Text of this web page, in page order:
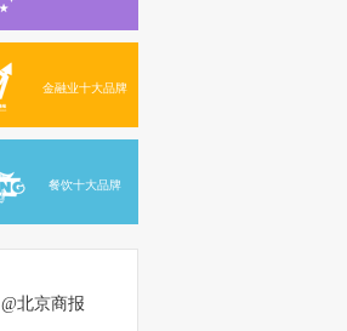
金融业十大品牌
餐饮十大品牌
@北京商报